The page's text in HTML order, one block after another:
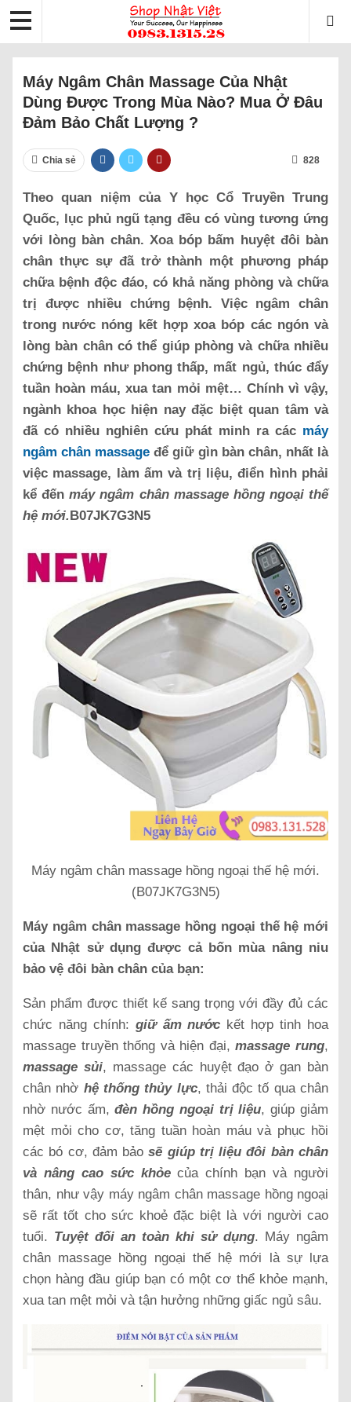
Máy Ngâm Chân Massage Của Nhật
Dùng Được Trong Mùa Nào? Mua Ở Đâu
Đảm Bảo Chất Lượng ?
Chia sẻ 828
Theo quan niệm của Y học Cổ Truyền Trung
Quốc, lục phủ ngũ tạng đều có vùng tương ứng
với lòng bàn chân. Xoa bóp bấm huyệt đôi bàn
chân thực sự đã trở thành một phương pháp
chữa bệnh độc đáo, có khả năng phòng và chữa
trị được nhiều chứng bệnh. Việc ngâm chân
trong nước nóng kết hợp xoa bóp các ngón và
lòng bàn chân có thể giúp phòng và chữa nhiều
chứng bệnh như phong thấp, mất ngủ, thúc đẩy
tuần hoàn máu, xua tan mỏi mệt… Chính vì vậy,
ngành khoa học hiện nay đặc biệt quan tâm và
đã có nhiều nghiên cứu phát minh ra các máy
ngâm chân massage để giữ gìn bàn chân, nhất là
việc massage, làm ấm và trị liệu, điển hình phải
kể đếnmáy ngâm chân massage hồng ngoại thế
hệ mới.B07JK7G3N5
Máy ngâm chân massage hồng ngoại thế hệ mới.
(B07JK7G3N5)
Máy ngâm chân massage hồng ngoại thế hệ mới
của Nhật sử dụng được cả bốn mùa nâng niu
bảo vệ đôi bàn chân của bạn:
Sản phẩm được thiết kế sang trọng với đầy đủ các
chức năng chính: giữ ấm nước kết hợp tinh hoa
massage truyền thống và hiện đại, massage rung,
massage sủi, massage các huyệt đạo ở gan bàn
chân nhờ hệ thống thủy lực, thải độc tố qua chân
nhờ nước ấm,đèn hồng ngoại trị liệu, giúp giảm
mệt mỏi cho cơ, tăng tuần hoàn máu và phục hồi
các bó cơ, đảm bảosẽ giúp trị liệu đôi bàn chân
và nâng cao sức khỏecủa chính bạn và người
thân, như vậy máy ngâm chân massage hồng ngoại
sẽ rất tốt cho sức khoẻ đặc biệt là với người cao
tuổi. Tuyệt đối an toàn khi sử dụng. Máy ngâm
chân massage hồng ngoại thế hệ mới là sự lựa
chọn hàng đầu giúp bạn có một cơ thể khỏe mạnh,
xua tan mệt mỏi và tận hưởng những giấc ngủ sâu.